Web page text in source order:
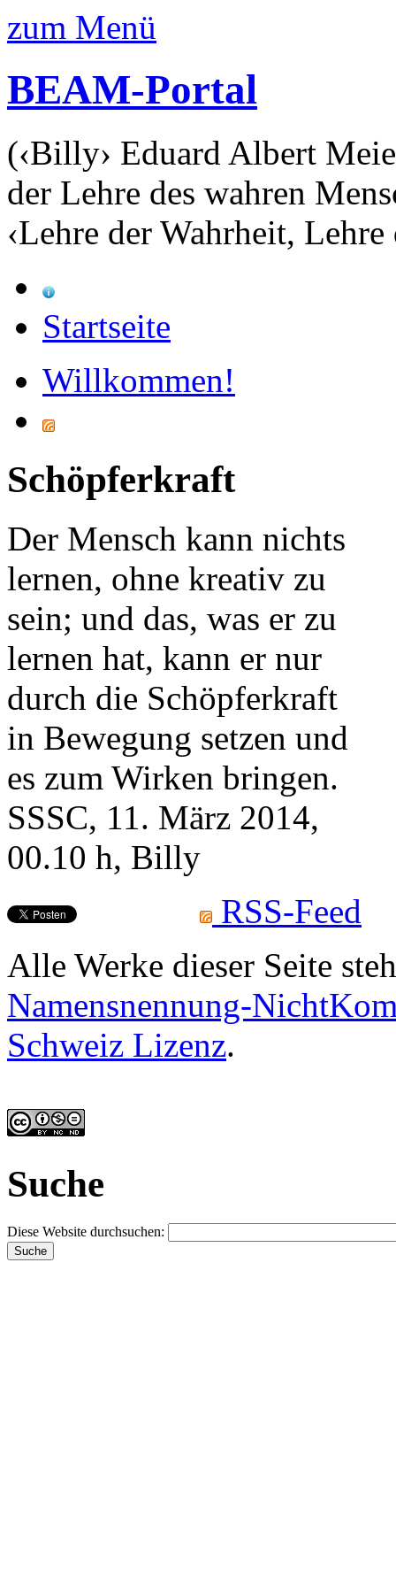
zum Menü
BEAM-Portal
(‹Billy› Eduard Albert
der Lehre des wahren
‹Lehre der Wahrheit, Lehre
Startseite
Willkommen!
Schöpferkraft
Der Mensch kann nichts
lernen, ohne kreativ zu
sein; und das, was er zu
lernen hat, kann er nur
durch die Schöpferkraft
in Bewegung setzen und
es zum Wirken bringen.
SSSC, 11. März 2014,
00.10 h, Billy
RSS-Feed
Alle Werke dieser Seite
Namensnennung-
Schweiz Lizenz.
Suche
Diese Website durchsuchen: